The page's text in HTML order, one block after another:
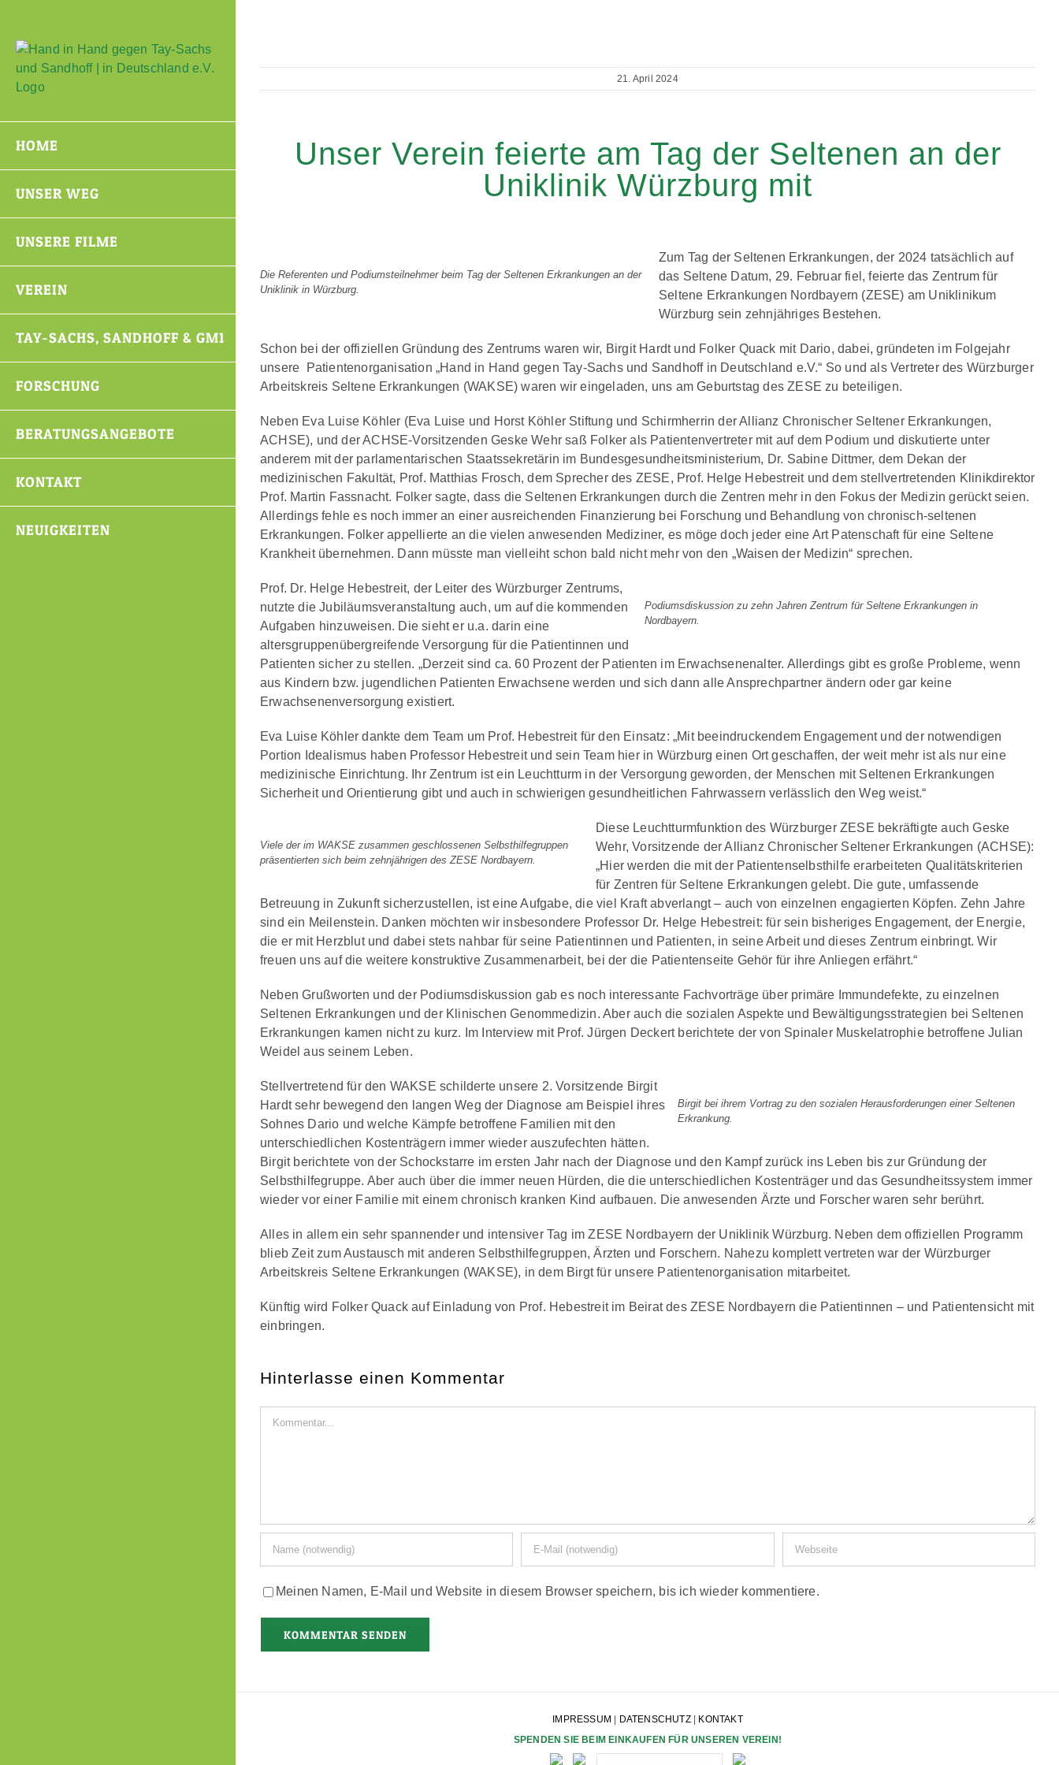
springen
HOME
UNSER WEG
UNSERE FILME
VEREIN
TAY-SACHS, SANDHOFF & GM1
FORSCHUNG
BERATUNGSANGEBOTE
KONTAKT
NEUIGKEITEN
21. April 2024
Unser Verein feierte am Tag der Seltenen an der
Uniklinik Würzburg mit
Die Referenten und Podiumsteilnehmer beim Tag der Seltenen Erkrankungen an der
Uniklinik in Würzburg.
Zum Tag der Seltenen Erkrankungen, der 2024 tatsächlich auf
das Seltene Datum, 29. Februar fiel, feierte das Zentrum für
Seltene Erkrankungen Nordbayern (ZESE) am Uniklinikum
Würzburg sein zehnjähriges Bestehen.
Schon bei der offiziellen Gründung des Zentrums waren wir, Birgit Hardt und Folker Quack mit Dario, dabei, gründeten im Folgejahr
unsere Patientenorganisation „Hand in Hand gegen Tay-Sachs und Sandhoff in Deutschland e.V.“ So und als Vertreter des Würzburger
Arbeitskreis Seltene Erkrankungen (WAKSE) waren wir eingeladen, uns am Geburtstag des ZESE zu beteiligen.
Neben Eva Luise Köhler (Eva Luise und Horst Köhler Stiftung und Schirmherrin der Allianz Chronischer Seltener Erkrankungen,
ACHSE), und der ACHSE-Vorsitzenden Geske Wehr saß Folker als Patientenvertreter mit auf dem Podium und diskutierte unter
anderem mit der parlamentarischen Staatssekretärin im Bundesgesundheitsministerium, Dr. Sabine Dittmer, dem Dekan der
medizinischen Fakultät, Prof. Matthias Frosch, dem Sprecher des ZESE, Prof. Helge Hebestreit und dem stellvertretenden Klinikdirektor
Prof. Martin Fassnacht. Folker sagte, dass die Seltenen Erkrankungen durch die Zentren mehr in den Fokus der Medizin gerückt seien.
Allerdings fehle es noch immer an einer ausreichenden Finanzierung bei Forschung und Behandlung von chronisch-seltenen
Erkrankungen. Folker appellierte an die vielen anwesenden Mediziner, es möge doch jeder eine Art Patenschaft für eine Seltene
Krankheit übernehmen. Dann müsste man vielleiht schon bald nicht mehr von den „Waisen der Medizin“ sprechen.
Podiumsdiskussion zu zehn Jahren Zentrum für Seltene Erkrankungen in
Nordbayern.
Prof. Dr. Helge Hebestreit, der Leiter des Würzburger Zentrums,
nutzte die Jubiläumsveranstaltung auch, um auf die kommenden
Aufgaben hinzuweisen. Die sieht er u.a. darin eine
altersgruppenübergreifende Versorgung für die Patientinnen und
Patienten sicher zu stellen. „Derzeit sind ca. 60 Prozent der Patienten im Erwachsenenalter. Allerdings gibt es große Probleme, wenn
aus Kindern bzw. jugendlichen Patienten Erwachsene werden und sich dann alle Ansprechpartner ändern oder gar keine
Erwachsenenversorgung existiert.
Eva Luise Köhler dankte dem Team um Prof. Hebestreit für den Einsatz: „Mit beeindruckendem Engagement und der notwendigen
Portion Idealismus haben Professor Hebestreit und sein Team hier in Würzburg einen Ort geschaffen, der weit mehr ist als nur eine
medizinische Einrichtung. Ihr Zentrum ist ein Leuchtturm in der Versorgung geworden, der Menschen mit Seltenen Erkrankungen
Sicherheit und Orientierung gibt und auch in schwierigen gesundheitlichen Fahrwassern verlässlich den Weg weist.“
Viele der im WAKSE zusammen geschlossenen Selbsthilfegruppen
präsentierten sich beim zehnjährigen des ZESE Nordbayern.
Diese Leuchtturmfunktion des Würzburger ZESE bekräftigte auch Geske
Wehr, Vorsitzende der Allianz Chronischer Seltener Erkrankungen (ACHSE):
„Hier werden die mit der Patientenselbsthilfe erarbeiteten Qualitätskriterien
für Zentren für Seltene Erkrankungen gelebt. Die gute, umfassende
Betreuung in Zukunft sicherzustellen, ist eine Aufgabe, die viel Kraft abverlangt – auch von einzelnen engagierten Köpfen. Zehn Jahre
sind ein Meilenstein. Danken möchten wir insbesondere Professor Dr. Helge Hebestreit: für sein bisheriges Engagement, der Energie,
die er mit Herzblut und dabei stets nahbar für seine Patientinnen und Patienten, in seine Arbeit und dieses Zentrum einbringt. Wir
freuen uns auf die weitere konstruktive Zusammenarbeit, bei der die Patientenseite Gehör für ihre Anliegen erfährt.“
Neben Grußworten und der Podiumsdiskussion gab es noch interessante Fachvorträge über primäre Immundefekte, zu einzelnen
Seltenen Erkrankungen und der Klinischen Genommedizin. Aber auch die sozialen Aspekte und Bewältigungsstrategien bei Seltenen
Erkrankungen kamen nicht zu kurz. Im Interview mit Prof. Jürgen Deckert berichtete der von Spinaler Muskelatrophie betroffene Julian
Weidel aus seinem Leben.
Birgit bei ihrem Vortrag zu den sozialen Herausforderungen einer Seltenen
Erkrankung.
Stellvertretend für den WAKSE schilderte unsere 2. Vorsitzende Birgit
Hardt sehr bewegend den langen Weg der Diagnose am Beispiel ihres
Sohnes Dario und welche Kämpfe betroffene Familien mit den
unterschiedlichen Kostenträgern immer wieder auszufechten hätten.
Birgit berichtete von der Schockstarre im ersten Jahr nach der Diagnose und den Kampf zurück ins Leben bis zur Gründung der
Selbsthilfegruppe. Aber auch über die immer neuen Hürden, die die unterschiedlichen Kostenträger und das Gesundheitssystem immer
wieder vor einer Familie mit einem chronisch kranken Kind aufbauen. Die anwesenden Ärzte und Forscher waren sehr berührt.
Alles in allem ein sehr spannender und intensiver Tag im ZESE Nordbayern der Uniklinik Würzburg. Neben dem offiziellen Programm
blieb Zeit zum Austausch mit anderen Selbsthilfegruppen, Ärzten und Forschern. Nahezu komplett vertreten war der Würzburger
Arbeitskreis Seltene Erkrankungen (WAKSE), in dem Birgt für unsere Patientenorganisation mitarbeitet.
Künftig wird Folker Quack auf Einladung von Prof. Hebestreit im Beirat des ZESE Nordbayern die Patientinnen – und Patientensicht mit
einbringen.
Hinterlasse einen Kommentar
Meinen Namen, E-Mail und Website in diesem Browser speichern, bis ich wieder kommentiere.
IMPRESSUM DATENSCHUTZ|
KONTAKT
SPENDEN SIE BEIM EINKAUFEN FÜR UNSEREN VEREIN!